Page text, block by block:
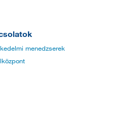
menedzserek